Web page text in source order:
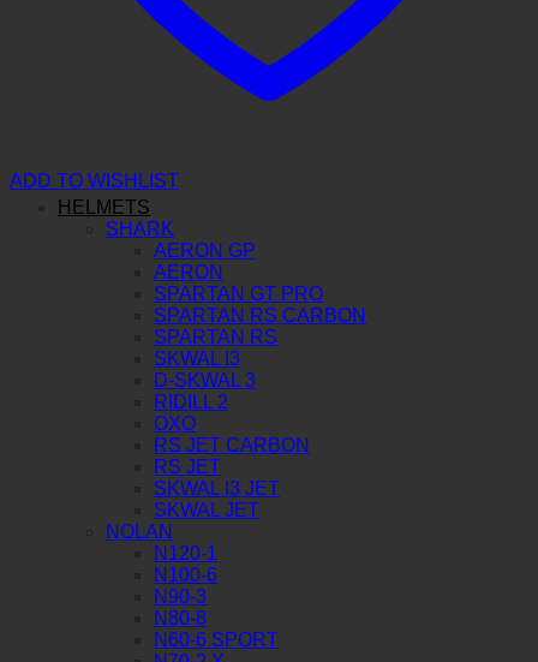
HELMETS
SHARK
AERON GP
AERON
SPARTAN GT PRO
SPARTAN RS CARBON
SPARTAN RS
SKWAL I3
D-SKWAL 3
RIDILL 2
OXO
RS JET CARBON
RS JET
SKWAL I3 JET
SKWAL JET
NOLAN
N120-1
N100-6
N90-3
N80-8
N60-6 SPORT
ADD TO WISHLIST